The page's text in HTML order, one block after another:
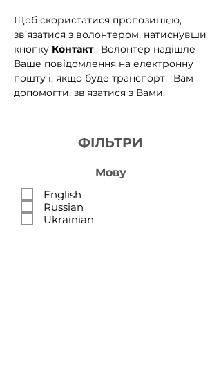
Щоб скористатися пропозицією,
зв’язатися з волонтером, натиснувши
кнопку Контакт. Волонтер надішле
Ваше повідомлення на електронну
пошту і, якщо буде транспорт
Вам
допомогти, зв'язатися з Вами.
ФІЛЬТРИ
Мову
English
Russian
Ukrainian